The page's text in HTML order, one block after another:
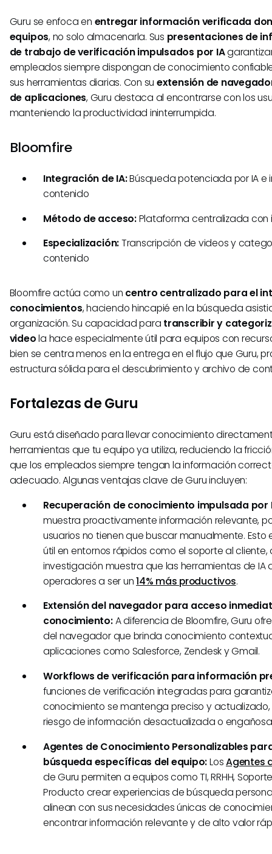
Guru se enfoca en entregar información verificada
equipos, no solo almacenarla. Sus presentaciones de
de trabajo de verificación impulsados por IA
empleados siempre dispongan de conocimiento
sus herramientas diarias. Con su extensión de
de aplicaciones, Guru destaca al encontrarse con los
manteniendo la productividad ininterrumpida.
Bloomfire
Integración de IA:Búsqueda potenciada por IA e
contenido
Método de acceso:Plataforma centralizada con
Especialización:Transcripción de videos y
contenido
Bloomfire actúa como un centro centralizado para el
conocimientos, haciendo hincapié en la búsqueda
organización. Su capacidad para transcribir y
videola hace especialmente útil para equipos con
bien se centra menos en la entrega en el flujo que Guru,
estructura sólida para el descubrimiento y archivo de
Fortalezas de Guru
Guru está diseñado para llevar conocimiento
herramientas que tu equipo ya utiliza, reduciendo la
que los empleados siempre tengan la información
adecuado. Algunas ventajas clave de Guru incluyen:
Recuperación de conocimiento impulsada por
muestra proactivamente información relevante,
usuarios no tienen que buscar manualmente.
útil en entornos rápidos como el soporte al
investigación muestra que las herramientas de IA
operadores a ser un14% más productivos.
Extensión del navegador para acceso
conocimiento:A diferencia de Bloomfire, Guru
del navegador que brinda conocimiento
aplicaciones como Salesforce, Zendesk y Gmail.
Workflows de verificación para información
funciones de verificación integradas para
conocimiento se mantenga preciso y
riesgo de información desactualizada o
Agentes de Conocimiento Personalizables
búsqueda específicas del equipo:LosAgentes
de Guru permiten a equipos como TI, RRHH,
Producto crear experiencias de búsqueda
alinean con sus necesidades únicas de
encontrar información relevante y de alto valor